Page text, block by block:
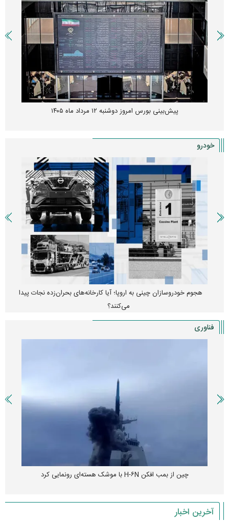
پیش‌بینی بورس امروز دوشنبه ۱۲ مرداد ماه ۱۴۰۵
خودرو
هجوم خودروسازان چینی به اروپا؛ آیا کارخانه‌های بحران‌زده نجات پیدا
می‌کنند؟
فناوری
چین از بمب افکن H-۶N با موشک هسته‌ای رونمایی کرد
آخرین اخبار